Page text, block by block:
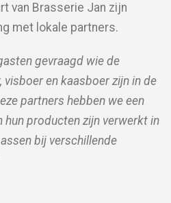
van Brasserie Jan zijn
met lokale partners.
gevraagd wie de
visboer en kaasboer zijn in de
partners hebben we een
producten zijn verwerkt in
bij verschillende